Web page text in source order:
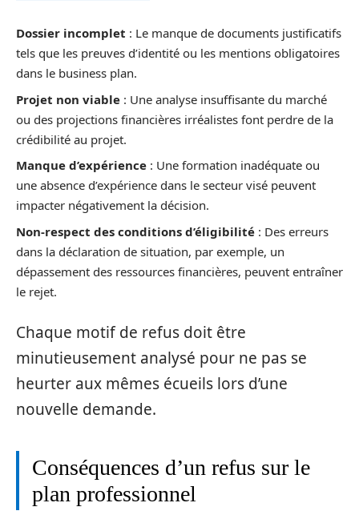
Dossier incomplet : Le manque de documents justificatifs
tels que les preuves d’identité ou les mentions obligatoires
dans le business plan.
Projet non viable : Une analyse insuffisante du marché
ou des projections financières irréalistes font perdre de la
crédibilité au projet.
Manque d’expérience : Une formation inadéquate ou
une absence d’expérience dans le secteur visé peuvent
impacter négativement la décision.
Non-respect des conditions d’éligibilité : Des erreurs
dans la déclaration de situation, par exemple, un
dépassement des ressources financières, peuvent entraîner
le rejet.
Chaque motif de refus doit être
minutieusement analysé pour ne pas se
heurter aux mêmes écueils lors d’une
nouvelle demande.
Conséquences d’un refus sur le
plan professionnel